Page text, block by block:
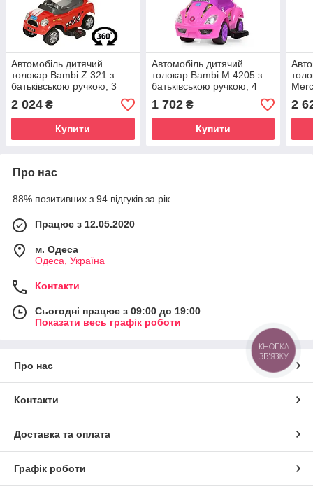
Автомобіль дитячий
толокар Bambi Z 321 з
батьківською ручкою, 3
кольори, музика
2 024 ₴
Купити
Автомобіль дитячий
толокар Bambi M 4205 з
батьківською ручкою, 4
кольори, музика, кермо-
пискавка,багажник
1 702₴
Купити
2
Про нас
88% позитивних з 94 відгуків за рік
Працює з 12.05.2020
м. Одеса
Одеса, Україна
Контакти
Сьогодні працює з 09:00 до 19:00
Показати весь графік роботи
Про нас
Контакти
Доставка та оплата
Графік роботи
КНОПКА
ЗВ'ЯЗКУ